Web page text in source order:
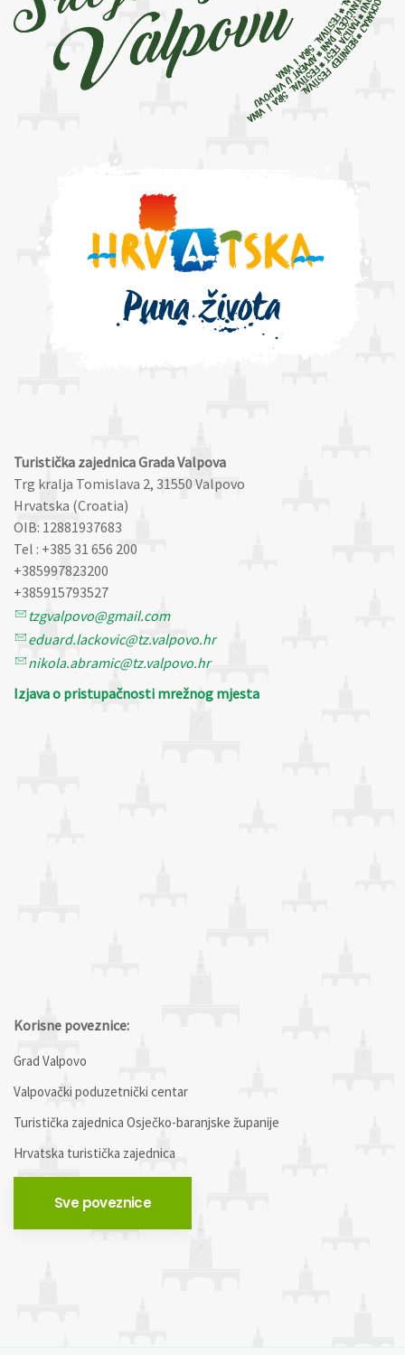
Turistička zajednica Grada Valpova
Trg kralja Tomislava 2, 31550 Valpovo
Hrvatska (Croatia)
OIB: 12881937683
Tel : +385 31 656 200
+385997823200
+385915793527
tzgvalpovo@gmail.com
eduard.lackovic@tz.valpovo.hr
nikola.abramic@tz.valpovo.hr
Izjava o pristupačnosti mrežnog mjesta
Korisne poveznice:
Grad Valpovo
Valpovački poduzetnički centar
Turistička zajednica Osječko-baranjske županije
Hrvatska turistička zajednica
Sve poveznice